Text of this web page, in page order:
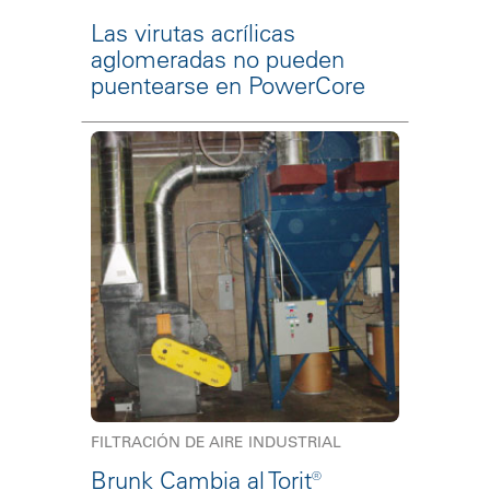
Las virutas acrílicas
aglomeradas no pueden
puentearse en PowerCore
FILTRACIÓN DE AIRE INDUSTRIAL
Brunk Cambia al Torit®